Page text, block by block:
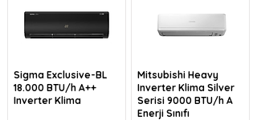
Sigma Exclusive-BL
18.000 BTU/h A++
Inverter Klima
Mitsubishi Heavy
Inverter Klima Silver
Serisi 9000 BTU/h A
Enerji Sınıfı